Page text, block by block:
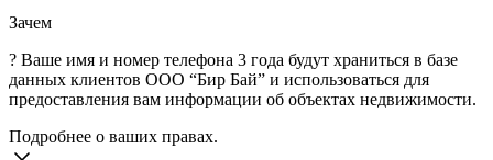
Зачем
? Ваше имя и номер телефона 3 года будут храниться в базе
данных клиентов ООО “Бир Бай” и использоваться для
предоставления вам информации об объектах недвижимости.
Подробнее о ваших правах.